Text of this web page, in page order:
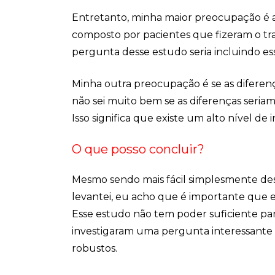
Entretanto, minha maior preocupação
composto por pacientes que fizeram o
pergunta desse estudo seria incluindo
Minha outra preocupação é se as
não sei muito bem se as diferenças
Isso significa que existe um alto nível de
O que posso concluir?
Mesmo sendo mais fácil simplesmente
levantei, eu acho que é importante que
Esse estudo não tem poder suficiente
investigaram uma pergunta interessante
robustos.